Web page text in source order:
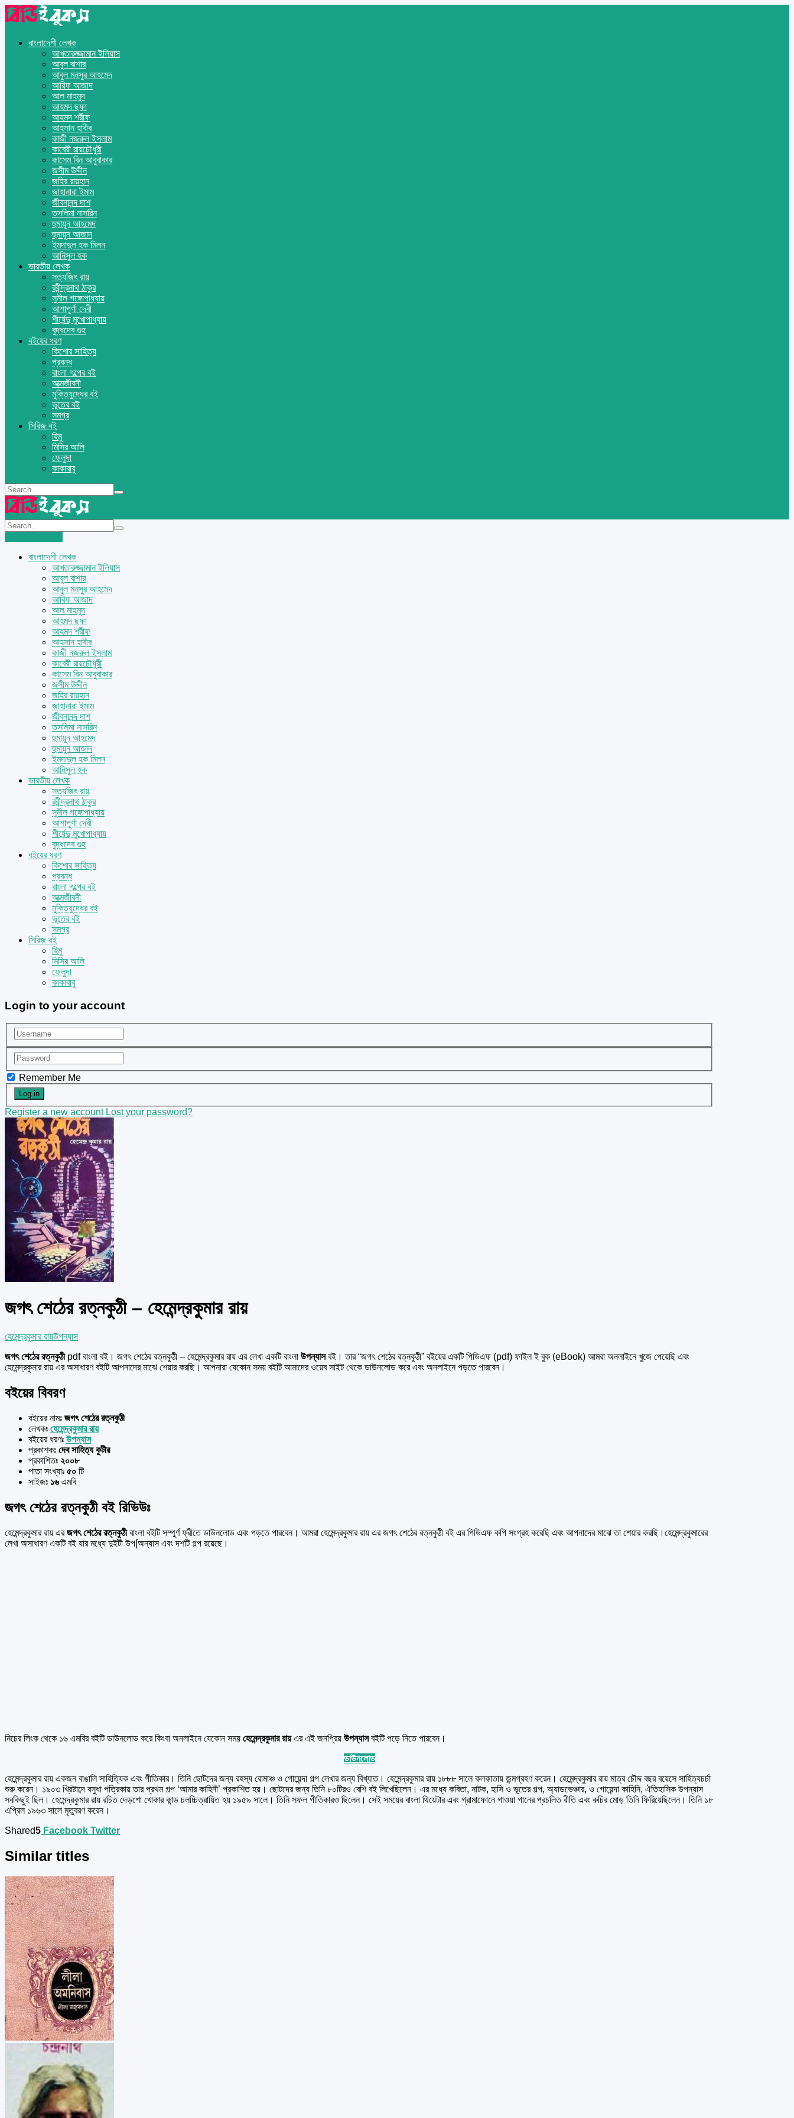
বাংলাদেশী লেখক
আখতারুজ্জামান ইলিয়াস
আবুল বাশার
আবুল মনসুর আহমেদ
আরিফ আজাদ
আল মাহমুদ
আহমদ ছফা
আহমদ শরীফ
আহসান হাবীব
কাজী নজরুল ইসলাম
কাবেরী রায়চৌধুরী
কাসেম বিন আবুবাকার
জসীম উদ্দীন
জহির রায়হান
জাহানারা ইমাম
জীবনানন্দ দাশ
তসলিমা নাসরিন
হুমায়ূন আহমেদ
হুমায়ুন আজাদ
ইমদাদুল হক মিলন
আনিসুল হক
ভারতীয় লেখক
সত্যজিৎ রায়
রবীন্দ্রনাথ ঠাকুর
সুনীল গঙ্গোপাধ্যায়
আশাপূর্ণা দেবী
শীর্ষেন্দু মুখোপাধ্যায়
বুদ্ধদেব গুহ
বইয়ের ধরণ
কিশোর সাহিত্য
প্রবন্ধ
বাংলা গল্পের বই
আত্মজীবনী
মুক্তিযুদ্ধের বই
ভূতের বই
সমগ্র
সিরিজ বই
হিমু
মিসির আলি
ফেলুদা
কাকাবাবু
বাংলাদেশী লেখক
আখতারুজ্জামান ইলিয়াস
আবুল বাশার
আবুল মনসুর আহমেদ
আরিফ আজাদ
আল মাহমুদ
আহমদ ছফা
আহমদ শরীফ
আহসান হাবীব
কাজী নজরুল ইসলাম
কাবেরী রায়চৌধুরী
কাসেম বিন আবুবাকার
জসীম উদ্দীন
জহির রায়হান
জাহানারা ইমাম
জীবনানন্দ দাশ
তসলিমা নাসরিন
হুমায়ূন আহমেদ
হুমায়ুন আজাদ
ইমদাদুল হক মিলন
আনিসুল হক
ভারতীয় লেখক
সত্যজিৎ রায়
রবীন্দ্রনাথ ঠাকুর
সুনীল গঙ্গোপাধ্যায়
আশাপূর্ণা দেবী
শীর্ষেন্দু মুখোপাধ্যায়
বুদ্ধদেব গুহ
বইয়ের ধরণ
কিশোর সাহিত্য
প্রবন্ধ
বাংলা গল্পের বই
আত্মজীবনী
মুক্তিযুদ্ধের বই
ভূতের বই
সমগ্র
সিরিজ বই
হিমু
মিসির আলি
ফেলুদা
কাকাবাবু
Login to your account
Remember Me
Register a new account Lost your password?
জগৎ শেঠের রত্নকুঠী – হেমেন্দ্রকুমার রায়
হেমেন্দ্রকুমার রায়উপন্যাস
জগৎ শেঠের রত্নকুঠীpdf বাংলা বই। জগৎ শেঠের রত্নকুঠী – হেমেন্দ্রকুমার রায় এর লেখা একটি বাংলা উপন্যাসবই। তার “জগৎ শেঠের রত্নকুঠী” বইয়ের একটি পিডিএফ (pdf) ফাইল ই বুক (eBook) আমরা অনলাইনে খুজে পেয়েছি এবং
হেমেন্দ্রকুমার রায় এর অসাধারণ বইটি আপনাদের মাঝে শেয়ার করছি। আপনারা যেকোন সময় বইটি আমাদের ওয়েব সাইট থেকে ডাউনলোড করে এবং অনলাইনে পড়তে পারবেন।
বইয়ের বিবরণ
বইয়ের নামঃ জগৎ শেঠের রত্নকুঠী
লেখকঃ হেমেন্দ্রকুমার রায়
বইয়ের ধরণঃ উপন্যাস
প্রকাশকঃ দেব সাহিত্য কুটীর
প্রকাশিতঃ ২০০৮
পাতা সংখ্যাঃ ৫০ টি
সাইজঃ ১৬ এমবি
জগৎ শেঠের রত্নকুঠী বই রিভিউঃ
হেমেন্দ্রকুমার রায় এরজগৎ শেঠের রত্নকুঠীবাংলা বইটি সম্পুর্ণ ফ্রীতে ডাউনলোড এবং পড়তে পারবেন। আমরা হেমেন্দ্রকুমার রায় এর জগৎ শেঠের রত্নকুঠী বই এর পিডিএফ কপি সংগ্রহ করেছি এবং আপনাদের মাঝে তা শেয়ার করছি।হেমেন্দ্রকুমারের
লেখা অসাধারণ একটি বই যার মধ্যে দুইটী উপ[অন্যাস এবং দশটি গল্প রয়েছে।
নিচের লিংক থেকে ১৬ এমবির বইটি ডাউনলোড করে কিংবা অনলাইনে যেকোন সময় হেমেন্দ্রকুমার রায়এর এই জনপ্রিয় উপন্যাসবইটি পড়ে নিতে পারবেন।
ডাউনলোড
হেমেন্দ্রকুমার রায় একজন বাঙালি সাহিত্যিক এবং গীতিকার। তিনি ছোটদের জন্য রহস্য রোমাঞ্চ ও গোয়েন্দা গল্প লেখার জন্য বিখ্যাত। হেমেন্দ্রকুমার রায় ১৮৮৮ সালে কলকাতায় জন্মগ্রহণ করেন। হেমেন্দ্রকুমার রায় মাত্র চৌদ্দ বছর বয়েসে সাহিত্যচর্চা
শুরু করেন। ১৯০৩ খ্রিষ্টাব্দে বসুধা পত্রিকায় তার প্রথম গল্প ‘আমার কাহিনী’ প্রকাশিত হয়। ছোটদের জন্য তিনি ৮০টিরও বেশি বই লিখেছিলেন। এর মধ্যে কবিতা, নাটক, হাসি ও ভূতের গল্প, অ্যাডভেঞ্চার, ও গোয়েন্দা কাহিনি, ঐতিহাসিক উপন্যাস
সবকিছুই ছিল। হেমেন্দ্রকুমার রায় রচিত দেড়শো খোকার কান্ড চলচ্চিত্রায়িত হয় ১৯৫৯ সালে। তিনি সফল গীতিকারও ছিলেন। সেই সময়ের বাংলা থিয়েটার এবং গ্রামাফোনে গাওয়া গানের প্রচলিত রীতি এবং রুচির মোড় তিনি ফিরিয়েছিলেন। তিনি ১৮
এপ্রিল ১৯৬৩ সালে মৃতুবরণ করেন।
Shared5 Facebook Twitter
Similar titles